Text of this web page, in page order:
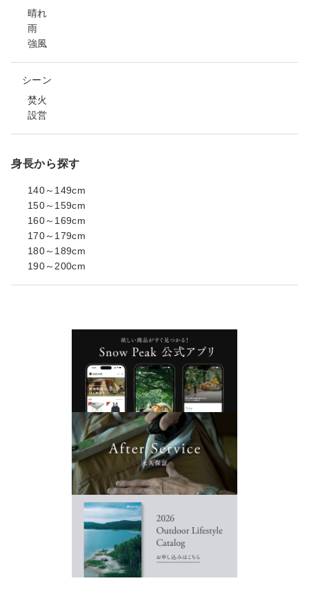
晴れ
雨
強風
シーン
焚火
設営
身長から探す
140～149cm
150～159cm
160～169cm
170～179cm
180～189cm
190～200cm